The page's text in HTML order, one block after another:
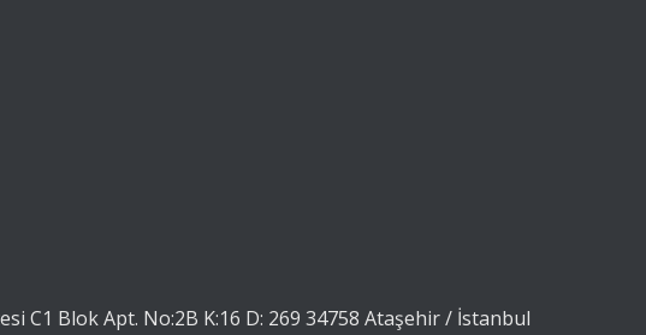
C1 Blok Apt. No:2B K:16 D: 269 34758 Ataşehir / İstanbul